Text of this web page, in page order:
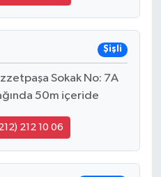
Şişli
Sokak No: 7A
50m içeride
212 10 06